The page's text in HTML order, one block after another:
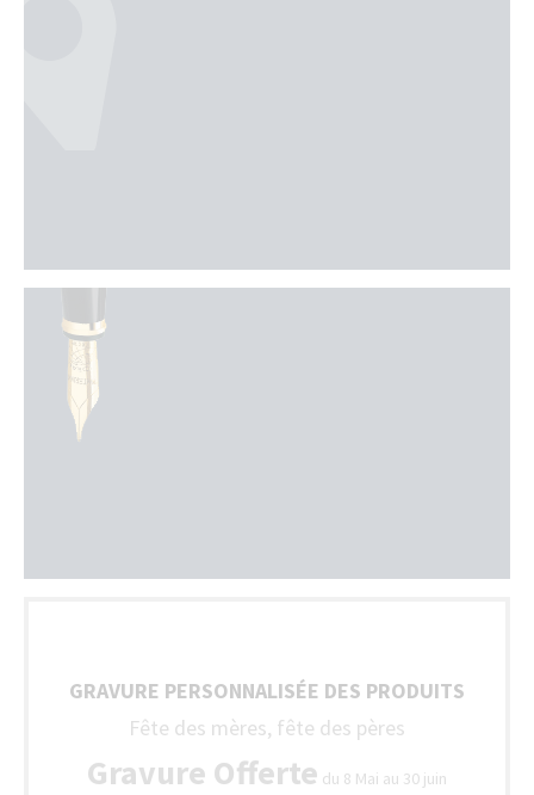
GRAVURE PERSONNALISÉE DES PRODUITS
Fête des mères, fête des pères
Gravure Offerte du 8 Mai au 30 juin